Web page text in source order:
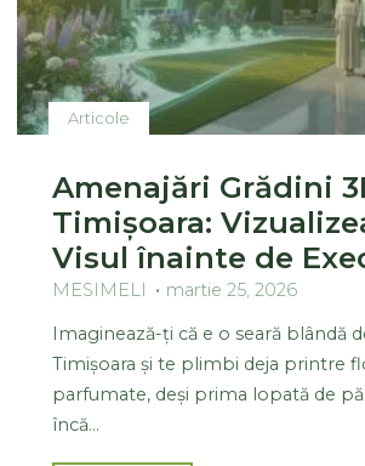
Articole
Amenajări Grădini
Timișoara:
Visul înainte de
MESIMELI
martie 25, 2026
Imaginează-ți că e o seară blândă
Timișoara și te plimbi deja printre
parfumate, deși prima lopată de
încă…